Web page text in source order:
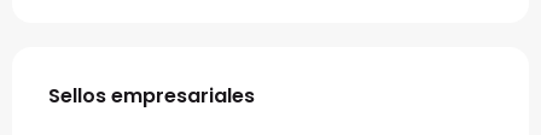
Oferta de prestaciones
Sellos empresariales
Sellos empresariales